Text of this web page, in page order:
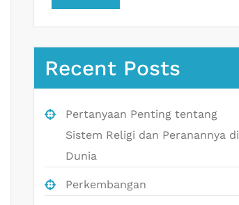
Recent Posts
Pertanyaan Penting tentang
Sistem Religi dan Peranannya di
Dunia
Perkembangan